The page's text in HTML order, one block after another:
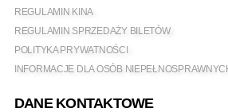
REGULAMIN KINA
REGULAMIN SPRZEDAŻY BILETÓW
POLITYKA PRYWATNOŚCI
INFORMACJE DLA OSÓB
DANE KONTAKTOWE